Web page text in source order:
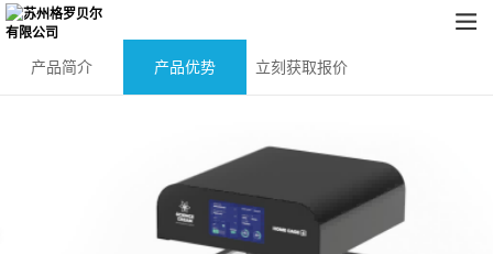
产品简介 产品优势 立刻获取报价